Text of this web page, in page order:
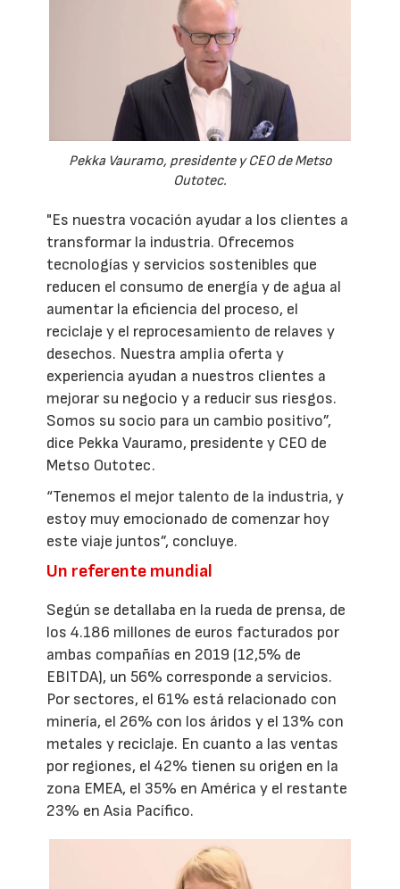
Pekka Vauramo, presidente y CEO de Metso
Outotec.
"Es nuestra vocación ayudar a los clientes a
transformar la industria. Ofrecemos
tecnologías y servicios sostenibles que
reducen el consumo de energía y de agua al
aumentar la eficiencia del proceso, el
reciclaje y el reprocesamiento de relaves y
desechos. Nuestra amplia oferta y
experiencia ayudan a nuestros clientes a
mejorar su negocio y a reducir sus riesgos.
Somos su socio para un cambio positivo”,
dice Pekka Vauramo, presidente y CEO de
Metso Outotec.
“Tenemos el mejor talento de la industria, y
estoy muy emocionado de comenzar hoy
este viaje juntos”, concluye.
Un referente mundial
Según se detallaba en la rueda de prensa, de
los 4.186 millones de euros facturados por
ambas compañías en 2019 (12,5% de
EBITDA), un 56% corresponde a servicios.
Por sectores, el 61% está relacionado con
minería, el 26% con los áridos y el 13% con
metales y reciclaje. En cuanto a las ventas
por regiones, el 42% tienen su origen en la
zona EMEA, el 35% en América y el restante
23% en Asia Pacífico.